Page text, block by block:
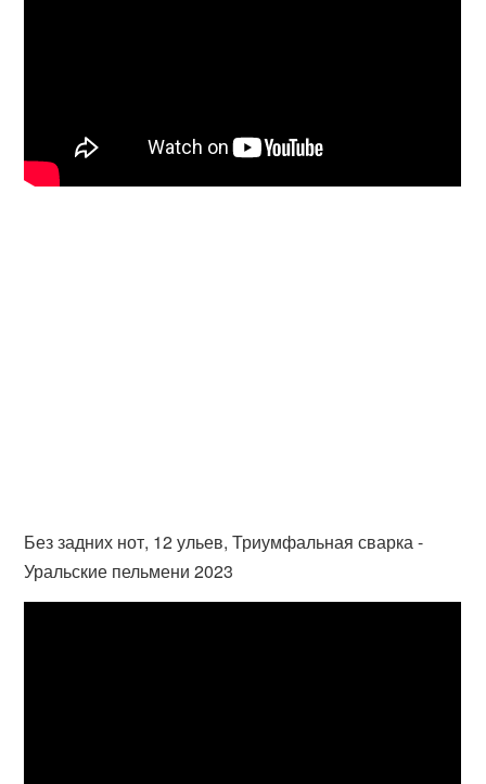
Без задних нот, 12 ульев, Триумфальная сварка -
Уральские пельмени 2023